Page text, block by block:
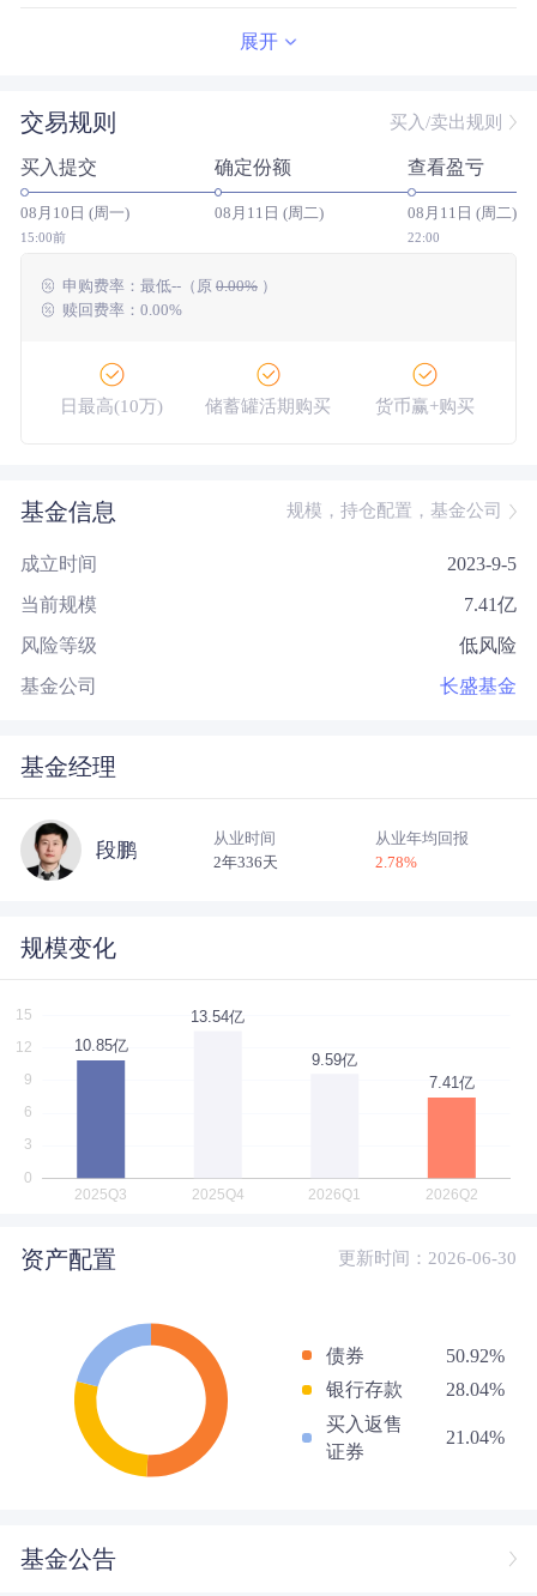
近三年 --/--
近五年 -- 0.00% --/--
今年以来 222/942
成立以来 4.98%
展开
交易规则 买入/卖出规则
买入提交
08月10日 (周一)
15:00前
确定份额
08月11日 (周二)
查看盈亏
08月11日 (周二)
22:00
申购费率： 最低--（原 0.00%）
赎回费率：0.00%
日最高(10万) 储蓄罐活期购买 货币赢+购买
大额网银转账
基金信息 规模，持仓配置，基金公司
成立时间 2023-9-5
当前规模 7.41亿
风险等级 低风险
基金公司 长盛基金
基金经理
段鹏
从业时间
2年336天
从业年均回报
2.78%
规模变化
资产配置 更新时间：2026-06-30
债券
50.92%
银行存款
28.04%
买入返售
证券
21.04%
基金公告